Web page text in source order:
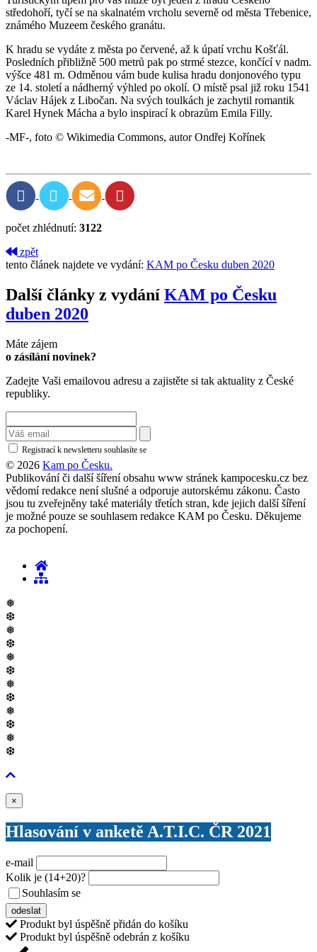
středohoří, tyčí se na skalnatém vrcholu severně od města Třebenice,
známého Muzeem českého granátu.
K hradu se vydáte z města po červené, až k úpatí vrchu Košťál.
Posledních přibližně 500 metrů pak po strmé stezce, končící v nadm.
výšce 481 m. Odměnou vám bude kulisa hradu donjonového typu
ze 14. století a nádherný výhled po okolí. O místě psal již roku 1541
Václav Hájek z Libočan. Na svých toulkách je zachytil romantik
Karel Hynek Mácha a bylo inspirací k obrazům Emila Filly.
-MF-, foto © Wikimedia Commons, autor Ondřej Kořínek
počet zhlédnutí: 3122
zpět
tento článek najdete ve vydání: KAM po Česku duben 2020
Další články z vydání KAM po Česku
duben 2020
Máte zájem
o zásílání novinek?
Zadejte Vaši emailovou adresu a zajistěte si tak aktuality z České
republiky.
Registrací k newsletteru souhlasíte se
© 2026 Kam po Česku.
Publikování či další šíření obsahu www stránek kampocesku.cz bez
vědomí redakce není slušné a odporuje autorskému zákonu. Často
jsou tu zveřejněny také materiály třetích stran, kde jejich další šíření
je možné pouze se souhlasem redakce KAM po Česku. Děkujeme
za pochopení.
❅
❆
❅
❆
❅
❆
❅
❆
❅
❆
❅
❆
×
Hlasování v anketě A.T.I.C. ČR 2021
e-mail
Kolik je (14+20)?
Souhlasím se
odeslat
Produkt byl úspěšně přidán do košíku
Produkt byl úspěšně odebrán z košíku